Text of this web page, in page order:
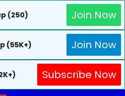
(250) Join Now
(55K+) Join Now
Subscribe Now